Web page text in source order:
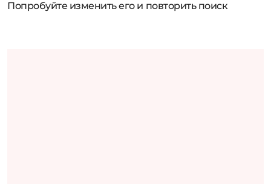
Попробуйте изменить его и повторить поиск